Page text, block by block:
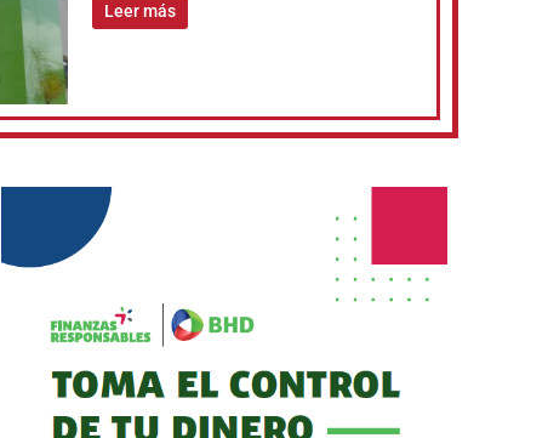
Leer más